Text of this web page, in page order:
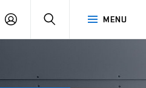
MENU
LOG
SEARCH